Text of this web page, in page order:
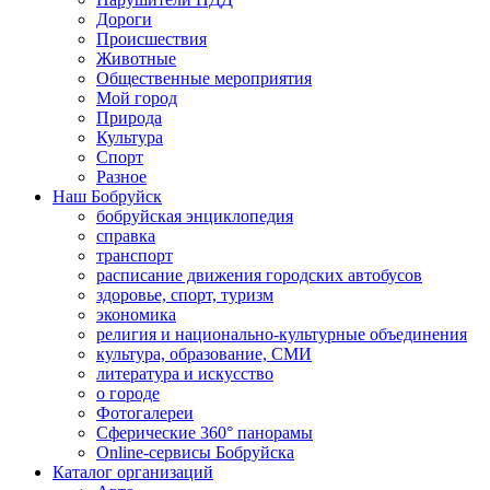
Дороги
Происшествия
Животные
Общественные мероприятия
Мой город
Природа
Культура
Спорт
Разное
Наш Бобруйск
бобруйская энциклопедия
справка
транспорт
расписание движения городских автобусов
здоровье, спорт, туризм
экономика
религия и национально-культурные объединения
культура, образование, СМИ
литература и искусство
о городе
Фотогалереи
Сферические 360° панорамы
Online-сервисы Бобруйска
Каталог организаций